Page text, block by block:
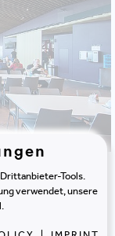
Tools.
verwendet, unsere